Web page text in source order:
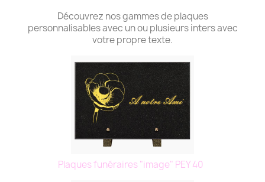
Découvrez nos gammes de plaques
personnalisables avec un ou plusieurs inters avec
votre propre texte.
Plaques funéraires "image" PEY 40